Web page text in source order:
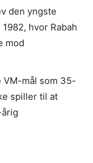
den yngste
hvor Rabah
mod
VM-mål som 35-
spiller til at